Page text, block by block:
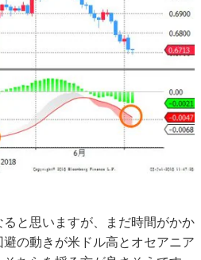
と思いますが、まだ時間がかか
の動きが米ドル高とオセアニア